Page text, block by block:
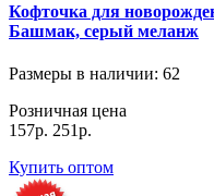
Кофточка для
Башмак, серый меланж
Размеры в наличии: 62
Розничная цена
157р. 251р.
Купить оптом